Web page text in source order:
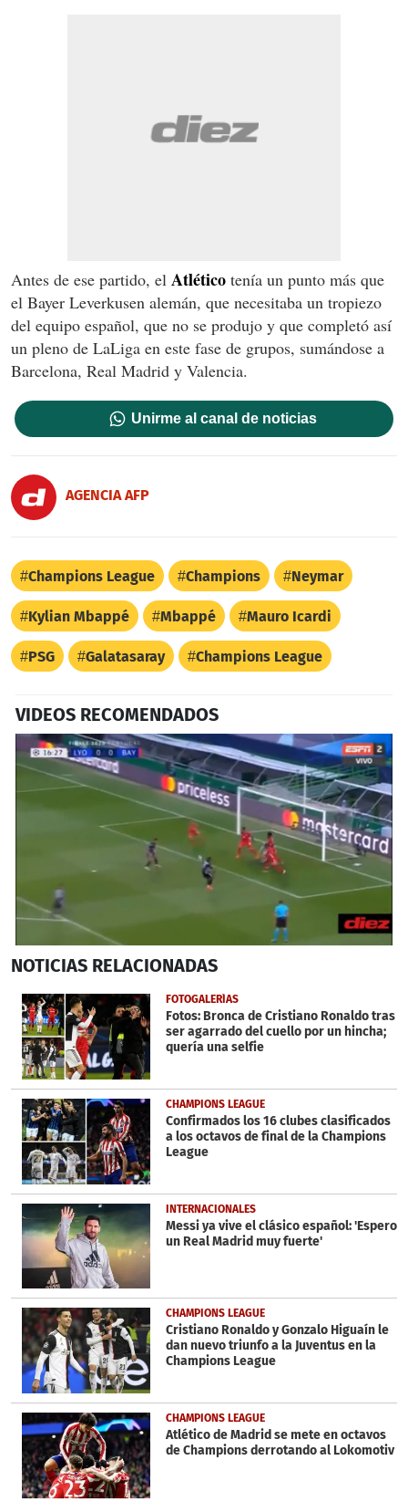
Antes de ese partido, el Atlético tenía un punto más que
el Bayer Leverkusen alemán, que necesitaba un tropiezo
del equipo español, que no se produjo y que completó así
un pleno de LaLiga en este fase de grupos, sumándose a
Barcelona, Real Madrid y Valencia.
Unirme al canal de noticias
AGENCIA AFP
Champions League Champions Neymar
Kylian Mbappé Mbappé Mauro Icardi
PSG Galatasaray Champions League
VIDEOS RECOMENDADOS
seconds
2
minutes,
27
seconds
NOTICIAS RELACIONADAS
FOTOGALERÍAS
Fotos: Bronca de Cristiano Ronaldo tras
ser agarrado del cuello por un hincha;
quería una selfie
CHAMPIONS LEAGUE
Confirmados los 16 clubes clasificados
a los octavos de final de la Champions
League
INTERNACIONALES
Messi ya vive el clásico español: 'Espero
un Real Madrid muy fuerte'
CHAMPIONS LEAGUE
Cristiano Ronaldo y Gonzalo Higuaín le
dan nuevo triunfo a la Juventus en la
Champions League
CHAMPIONS LEAGUE
Atlético de Madrid se mete en octavos
de Champions derrotando al Lokomotiv